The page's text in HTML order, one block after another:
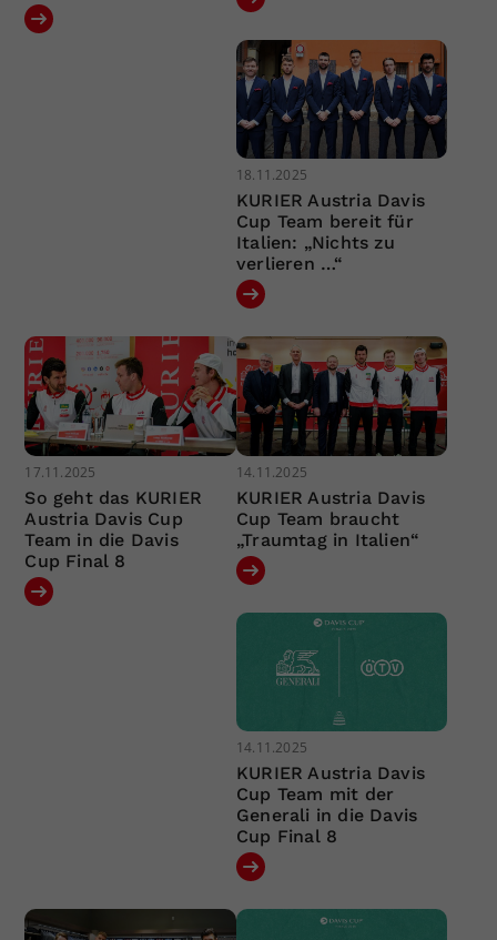
18.11.2025
KURIER Austria Davis
Cup Team bereit für
Italien: „Nichts zu
verlieren …“
17.11.2025
So geht das KURIER
Austria Davis Cup
Team in die Davis
Cup Final 8
14.11.2025
KURIER Austria Davis
Cup Team braucht
„Traumtag in Italien“
14.11.2025
KURIER Austria Davis
Cup Team mit der
Generali in die Davis
Cup Final 8